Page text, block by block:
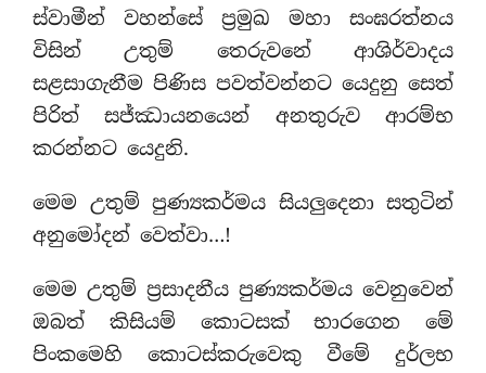
ස්වාමීන් වහන්සේ ප්‍රමුඛ මහා සංඝරත්නය
විසින් උතුම් තෙරුවනේ ආශිර්වාදය
සළසාගැනීම පිණිස පවත්වන්නට යෙදුනු සෙත්
පිරිත් සජ්ඣායනයෙන් අනතුරුව ආරම්භ
කරන්නට යෙදුනි.
මෙම උතුම් පුණ්‍යකර්මය සියලුදෙනා සතුටින්
අනුමෝදන් වෙත්වා…!
මෙම උතුම් ප්‍රසාදනීය පුණ්‍යකර්මය වෙනුවෙන්
ඔබත් කිසියම් කොටසක් භාරගෙන මේ
පිංකමෙහි කොටස්කරුවෙකු වීමේ දුර්ලභ